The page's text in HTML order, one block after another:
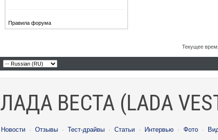
Правила форума
Текущее
ЛАДА ВЕСТА (LADA
Новости · Отзывы · Тест-драйвы · Статьи · Интервью · Фото ·